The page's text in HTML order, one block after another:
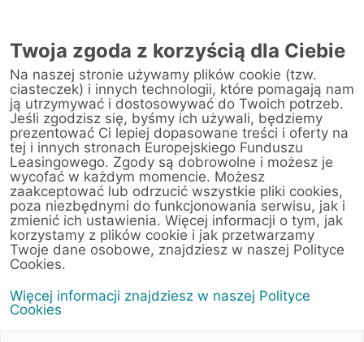
Warsztat
Strona główna/ Obsługa klienta/Centrum Likwidacji Szkód
GRUPA CICHY-ZASADA Sp. z o.o. Sp.j. (ul. Południowa 6)
< Powrót do listy placówek
GRUPA CICHY-
ZASADA Sp. z o.o.
Sp.j. (ul. Południowa
6)
Wyznacz trasę
Twoja zgoda z korzyścią dla Ciebie
Na naszej stronie używamy plików cookie (tzw.
ciasteczek) i innych technologii, które pomagają nam
ją utrzymywać i dostosowywać do Twoich potrzeb.
Jeśli zgodzisz się, byśmy ich używali, będziemy
prezentować Ci lepiej dopasowane treści i oferty na
tej i innych stronach Europejskiego Funduszu
Leasingowego. Zgody są dobrowolne i możesz je
wycofać w każdym momencie. Możesz
zaakceptować lub odrzucić wszystkie pliki cookies,
poza niezbędnymi do funkcjonowania serwisu, jak i
zmienić ich ustawienia. Więcej informacji o tym, jak
korzystamy z plików cookie i jak przetwarzamy
Twoje dane osobowe, znajdziesz w naszej Polityce
Cookies.
Więcej informacji znajdziesz w naszej Polityce
Cookies